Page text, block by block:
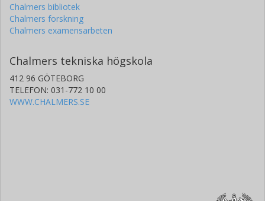
Chalmers bibliotek
Chalmers forskning
Chalmers examensarbeten
Chalmers tekniska högskola
412 96 GÖTEBORG
TELEFON: 031-772 10 00
WWW.CHALMERS.SE